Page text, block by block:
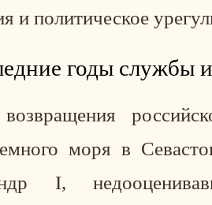
и политическое
годы службы и
моря в
I,